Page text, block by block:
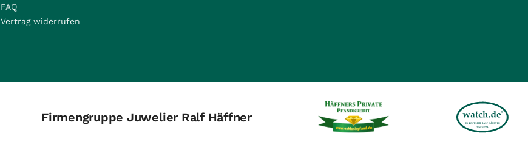
FAQ
Vertrag widerrufen
Firmengruppe Juwelier Ralf Häffner